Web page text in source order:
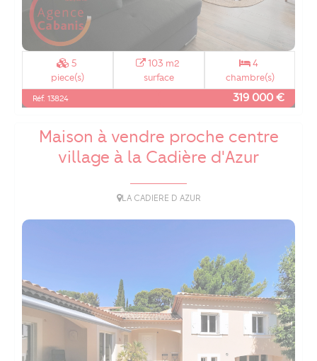
5
piece(s)
103 m2
surface
4
chambre(s)
Réf. 13824 319 000 €
Maison à vendre proche centre
village à la Cadière d'Azur
LA CADIERE D AZUR